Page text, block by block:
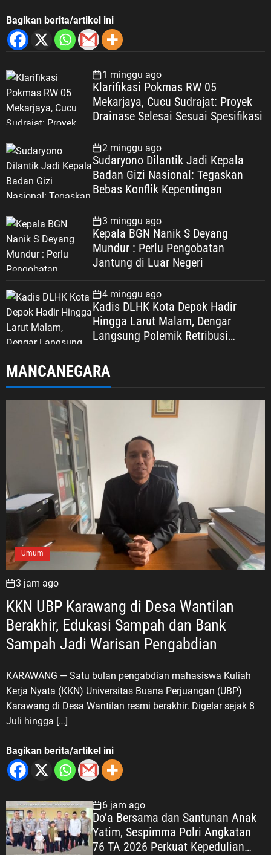
Bagikan berita/artikel ini
1 minggu ago
Klarifikasi Pokmas RW 05
Mekarjaya, Cucu Sudrajat: Proyek
Drainase Selesai Sesuai Spesifikasi
2 minggu ago
Sudaryono Dilantik Jadi Kepala
Badan Gizi Nasional: Tegaskan
Bebas Konflik Kepentingan
3 minggu ago
Kepala BGN Nanik S Deyang
Mundur : Perlu Pengobatan
Jantung di Luar Negeri
4 minggu ago
Kadis DLHK Kota Depok Hadir
Hingga Larut Malam, Dengar
Langsung Polemik Retribusi
MANCANEGARA
Umum
3 jam ago
KKN UBP Karawang di Desa Wantilan
Berakhir, Edukasi Sampah dan Bank
Sampah Jadi Warisan Pengabdian
KARAWANG — Satu bulan pengabdian mahasiswa Kuliah
Kerja Nyata (KKN) Universitas Buana Perjuangan (UBP)
Karawang di Desa Wantilan resmi berakhir. Digelar sejak 8
Juli hingga […]
Bagikan berita/artikel ini
6 jam ago
Do’a Bersama dan Santunan Anak
Yatim, Sespimma Polri Angkatan
76 TA 2026 Perkuat Kepedulian